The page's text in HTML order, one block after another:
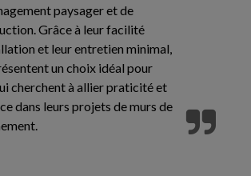
paysager et de
Grâce à leur facilité
et leur entretien minimal,
un choix idéal pour
cherchent à allier praticité et
dans leurs projets de murs de